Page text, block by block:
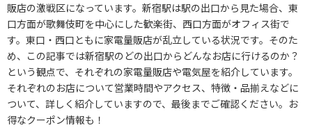
販店の激戦区になっています。新宿駅は駅の出口から見た場合、東
口方面が歌舞伎町を中心にした歓楽街、西口方面がオフィス街で
す。東口・西口ともに家電量販店が乱立している状況です。そのた
め、この記事では新宿駅のどの出口からどんなお店に行けるのか？
という観点で、それぞれの家電量販店や電気屋を紹介しています。
それぞれのお店について営業時間やアクセス、特徴・品揃えなどに
ついて、詳しく紹介していますので、最後までご確認ください。お
得なクーポン情報も！